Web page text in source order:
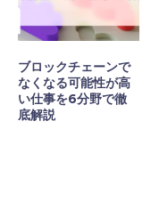
ブロックチェーンで
なくなる可能性が高
い仕事を6分野で徹
底解説